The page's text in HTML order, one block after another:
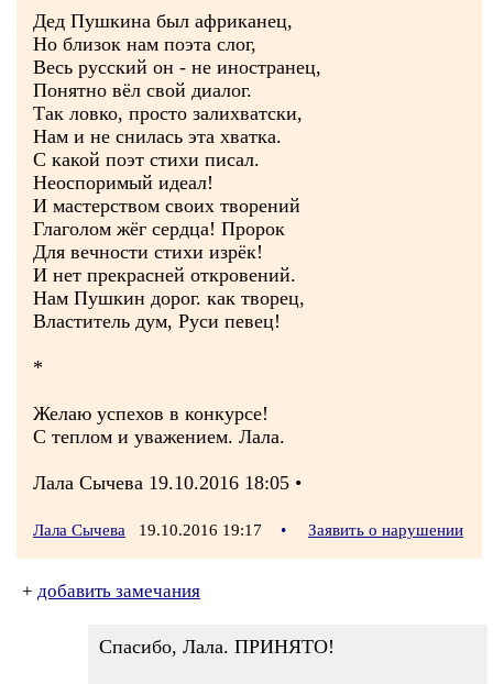
Дед Пушкина был африканец,
Но близок нам поэта слог,
Весь русский он - не иностранец,
Понятно вёл свой диалог.
Так ловко, просто залихватски,
Нам и не снилась эта хватка.
С какой поэт стихи писал.
Неоспоримый идеал!
И мастерством своих творений
Глаголом жёг сердца! Пророк
Для вечности стихи изрёк!
И нет прекрасней откровений.
Нам Пушкин дорог. как творец,
Властитель дум, Руси певец!
*
Желаю успехов в конкурсе!
С теплом и уважением. Лала.
Лала Сычева 19.10.2016 18:05 •
Лала Сычева 19.10.2016 19:17 • Заявить о нарушении
+ добавить замечания
Спасибо, Лала. ПРИНЯТО!